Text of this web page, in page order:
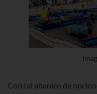
Con tal abanico de